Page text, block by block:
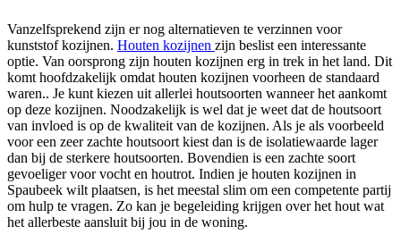
Vanzelfsprekend zijn er nog alternatieven te verzinnen voor
kunststof kozijnen. Houten kozijnen zijn beslist een interessante
optie. Van oorsprong zijn houten kozijnen erg in trek in het land. Dit
komt hoofdzakelijk omdat houten kozijnen voorheen de standaard
waren.. Je kunt kiezen uit allerlei houtsoorten wanneer het aankomt
op deze kozijnen. Noodzakelijk is wel dat je weet dat de houtsoort
van invloed is op de kwaliteit van de kozijnen. Als je als voorbeeld
voor een zeer zachte houtsoort kiest dan is de isolatiewaarde lager
dan bij de sterkere houtsoorten. Bovendien is een zachte soort
gevoeliger voor vocht en houtrot. Indien je houten kozijnen in
Spaubeek wilt plaatsen, is het meestal slim om een competente partij
om hulp te vragen. Zo kan je begeleiding krijgen over het hout wat
het allerbeste aansluit bij jou in de woning.